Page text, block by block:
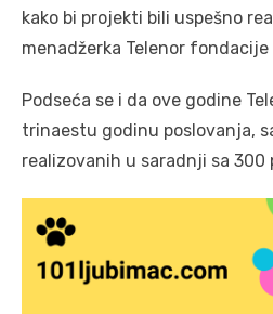
kako bi projekti bili uspešno
menadžerka Telenor fondacije
Podseća se i da ove godine
trinaestu godinu poslovanja,
realizovanih u saradnji sa 300